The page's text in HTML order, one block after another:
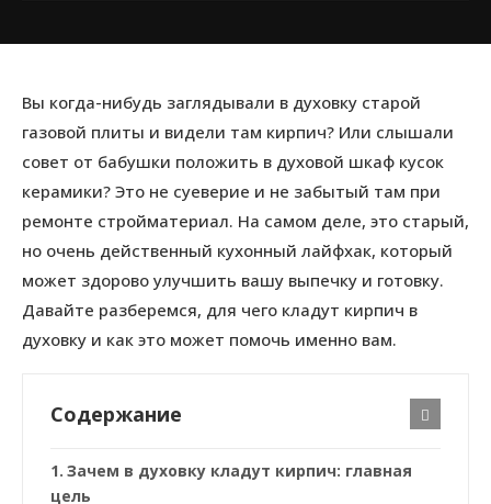
Вы когда-нибудь заглядывали в духовку старой
газовой плиты и видели там кирпич? Или слышали
совет от бабушки положить в духовой шкаф кусок
керамики? Это не суеверие и не забытый там при
ремонте стройматериал. На самом деле, это старый,
но очень действенный кухонный лайфхак, который
может здорово улучшить вашу выпечку и готовку.
Давайте разберемся, для чего кладут кирпич в
духовку и как это может помочь именно вам.
Содержание
Зачем в духовку кладут кирпич: главная
цель